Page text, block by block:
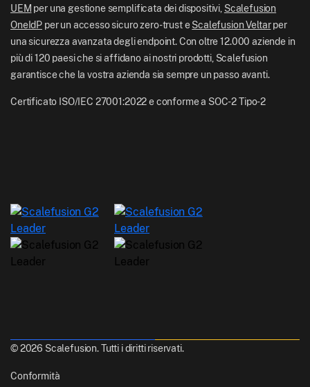
Carriere
India: +91-63694-45500
UEM per una gestione semplificata dei dispositivi, Scalefusion
OneIdP per un accesso sicuro zero-trust eScalefusion Veltarper
una sicurezza avanzata degli endpoint. Con oltre 12.000 aziende in
più di 120 paesi che si affidano ai nostri prodotti, Scalefusion
garantisce che la vostra azienda sia sempre un passo avanti.
Certificato ISO/IEC 27001:2022 e conforme a SOC-2 Tipo-2
© 2026 Scalefusion. Tutti i diritti riservati.
Conformità